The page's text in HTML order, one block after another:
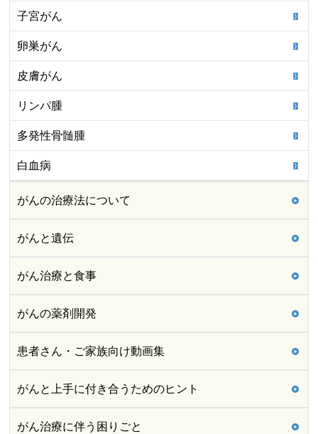
子宮がん
卵巣がん
皮膚がん
リンパ腫
多発性骨髄腫
白血病
がんの治療法について
がんと遺伝
がん治療と食事
がんの薬剤開発
患者さん・ご家族向け動画集
がんと上手に付き合うためのヒント
がん治療に伴う困りごと